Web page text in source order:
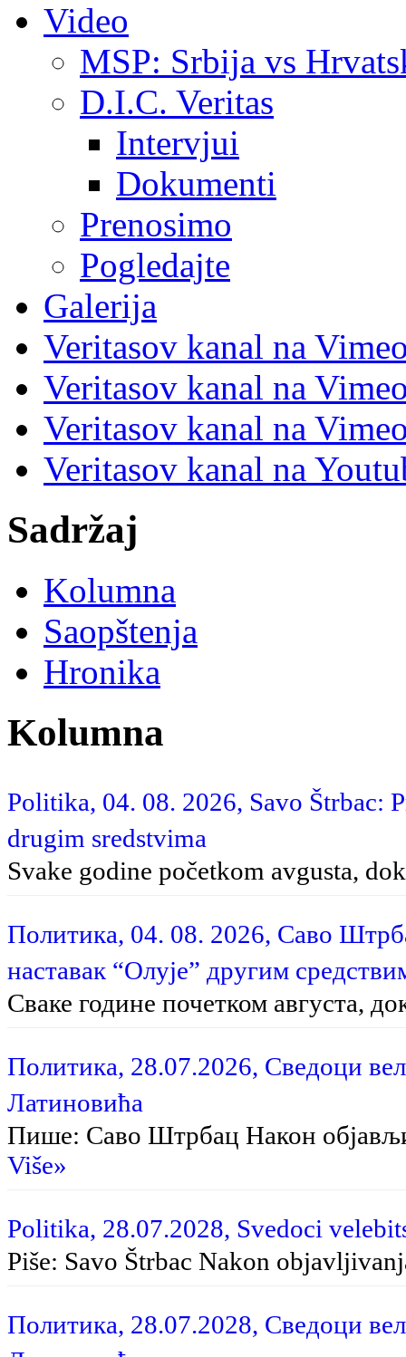
Video
MSP: Srbija vs
D.I.C. Veritas
Intervjui
Dokumenti
Prenosimo
Pogledajte
Galerija
Veritasov kanal na
Veritasov kanal na
Veritasov kanal na
Veritasov kanal na
Sadržaj
Kolumna
Saopštenja
Hronika
Kolumna
Politika, 04. 08. 2026, Savo Štrbac:
drugim sredstvima
Svake godine početkom avgusta,
Политика, 04. 08. 2026, Саво
наставак “Олује” другим
Сваке године почетком августа,
Политика, 28.07.2026, Сведоци
Латиновића
Пише: Саво Штрбац На­кон
Više»
Politika, 28.07.2028, Svedoci
Piše: Savo Štrbac Na­kon
Политика, 28.07.2028, Сведоци